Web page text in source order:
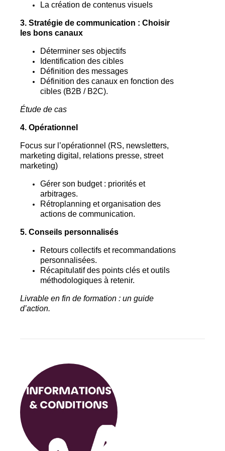
La création de contenus visuels
3. Stratégie de communication : Choisir
les bons canaux
Déterminer ses objectifs
Identification des cibles
Définition des messages
Définition des canaux en fonction des
cibles (B2B / B2C).
Étude de cas
4. Opérationnel
Focus sur l’opérationnel (RS, newsletters,
marketing digital, relations presse, street
marketing)
Gérer son budget : priorités et
arbitrages.
Rétroplanning et organisation des
actions de communication.
5. Conseils personnalisés
Retours collectifs et recommandations
personnalisées.
Récapitulatif des points clés et outils
méthodologiques à retenir.
Livrable en fin de formation : un guide
d’action.